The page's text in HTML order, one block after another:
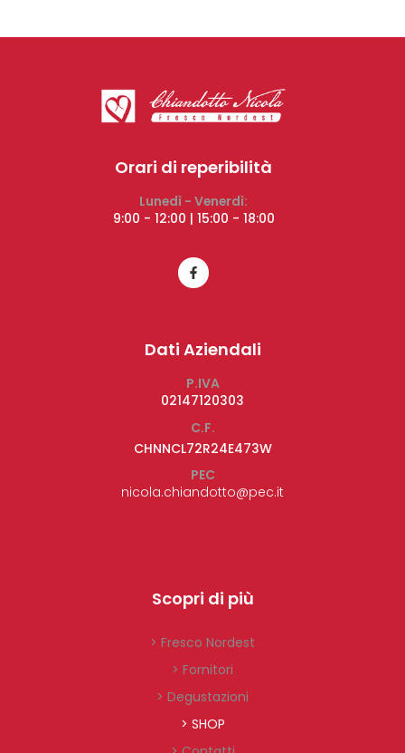
Orari di reperibilità
Lunedì - Venerdì:
9:00 - 12:00 | 15:00 - 18:00
Dati Aziendali
P.IVA
02147120303
C.F.
CHNNCL72R24E473W
PEC
nicola.chiandotto@pec.it
Scopri di più
> Fresco Nordest
> Fornitori
> Degustazioni
> SHOP